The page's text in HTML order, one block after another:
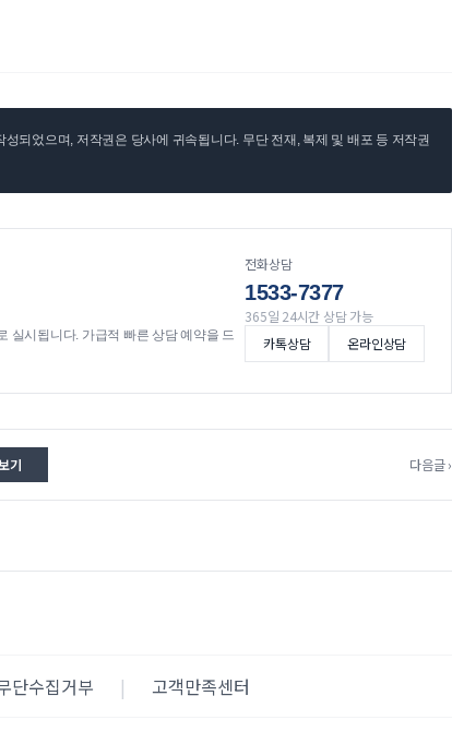
되었으며, 저작권은 당사에 귀속됩니다. 무단 전재, 복제 및 배포 등 저작권
실시됩니다. 가급적 빠른 상담 예약을 드
전화상담
1533-7377
365일 24시간 상담 가능
카톡상담
온라인상담
기 다음글 ›
단수집거부 | 고객만족센터